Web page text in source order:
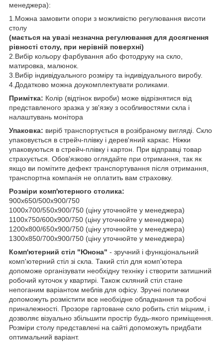
менеджера):
1.Можна замовити опори з можливістю регулювання висоти
столу
(мається на увазі незначна регулювання для досягнення
рівності столу, при нерівній поверхні)
2.Вибір кольору фарбування або фотодруку на скло,
матировка, малюнок.
3.Вибір індивідуального розміру та індивідуального виробу.
4.Додатково можна доукомплектувати роликами.
Примітка: Колір (відтінок вироби) може відрізнятися від
представленого зразка у зв'язку з особливостями скла і
налаштувань монітора
Упаковка: виріб транспортується в розібраному вигляді. Скло
упаковується в стрейч-плівку і дерев'яний каркас. Ніжки
упаковуються в стрейч-плівку і картон. При відправці товар
страхується. Обов'язково оглядайте при отримання, так як
якщо ви помітите дефект транспортування після отримання,
транспортна компанія не оплатить вам страховку.
Розміри комп'ютерного столика:
900х650/500х900/750
1000х700/550х900/750 (ціну уточнюйте у менеджера)
1100х750/600х900/750 (ціну уточнюйте у менеджера)
1200х800/650х900/750 (ціну уточнюйте у менеджера)
1300х850/700х900/750 (ціну уточнюйте у менеджера)
Комп'ютерний стіл "Юнона" - зручний і функціональний
комп'ютерний стіл зі скла. Такий стіл для комп'ютера
допоможе організувати необхідну техніку і створити затишний
робочий куточок у квартирі. Також скляний стіл стане
непоганим варіантом меблів для офісу. Зручні полички
допоможуть розмістити все необхідне обладнання та робочі
приналежності. Прозоре гартоване скло робить стіл міцним, і
дозволяє візуально збільшити простір будь-якого приміщення.
Розміри столу представлені на сайті допоможуть придбати
оптимальний варіант.